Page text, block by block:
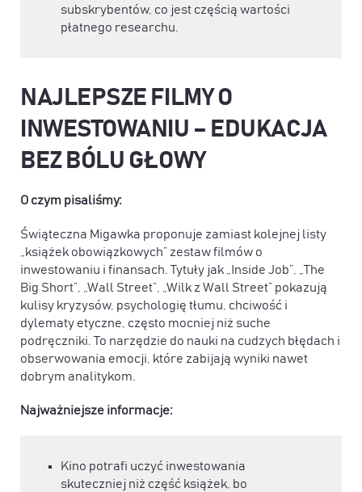
subskrybentów, co jest częścią wartości
płatnego researchu.
NAJLEPSZE FILMY O
INWESTOWANIU – EDUKACJA
BEZ BÓLU GŁOWY
O czym pisaliśmy:
Świąteczna Migawka proponuje zamiast kolejnej listy
„książek obowiązkowych” zestaw filmów o
inwestowaniu i finansach. Tytuły jak „Inside Job”, „The
Big Short”, „Wall Street”, „Wilk z Wall Street” pokazują
kulisy kryzysów, psychologię tłumu, chciwość i
dylematy etyczne, często mocniej niż suche
podręczniki. To narzędzie do nauki na cudzych błędach i
obserwowania emocji, które zabijają wyniki nawet
dobrym analitykom.
Najważniejsze informacje:
Kino potrafi uczyć inwestowania
skuteczniej niż część książek, bo